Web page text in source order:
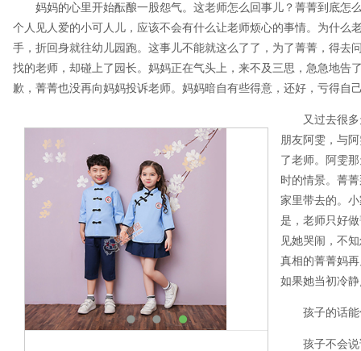
妈妈的心里开始酝酿一股怨气。这老师怎么回事儿？菁菁到底怎
个人见人爱的小可人儿，应该不会有什么让老师烦心的事情。为什么
手，折回身就往幼儿园跑。这事儿不能就这么了了，为了菁菁，得去
找的老师，却碰上了园长。妈妈正在气头上，来不及三思，急急地告
歉，菁菁也没再向妈妈投诉老师。妈妈暗自有些得意，还好，亏得自
又过去很多
朋友阿雯，与
了老师。阿雯
时的情景。菁
家里带去的。
是，老师只好
见她哭闹，不
真相的菁菁妈
如果她当初冷
孩子的话能
孩子不会说